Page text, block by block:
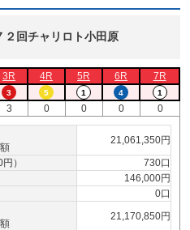
２回チャリロト小田原
3R 4R 5R 6R 7R
3 5 1 4 1
3 0 0 0 0
21,061,350円
）
730口
146,000円
0口
21,170,850円